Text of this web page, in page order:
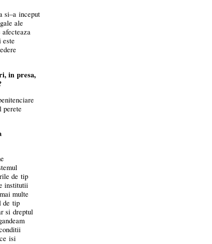
si–a inceput
ale
este
in presa,
perete
de tip
institutii
multe
de tip
si dreptul
isi